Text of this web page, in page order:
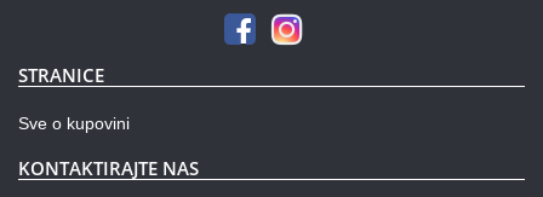
STRANICE
Sve o kupovini
KONTAKTIRAJTE NAS